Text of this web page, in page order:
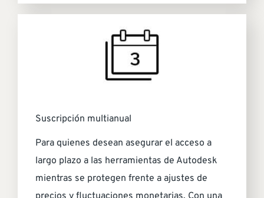
Suscripción multianual
Para quienes desean asegurar el acceso a
largo plazo a las herramientas de Autodesk
mientras se protegen frente a ajustes de